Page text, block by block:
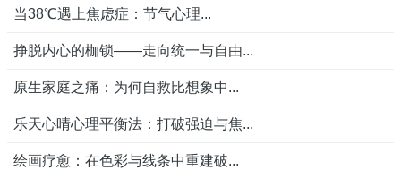
当38℃遇上焦虑症：节气心理...
挣脱内心的枷锁——走向统一与自由...
原生家庭之痛：为何自救比想象中...
乐天心晴心理平衡法：打破强迫与焦...
绘画疗愈：在色彩与线条中重建破...